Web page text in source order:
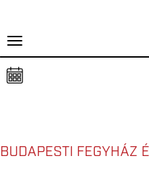
P
e
l
s
a
BUDAPESTI FEGYHÁZ